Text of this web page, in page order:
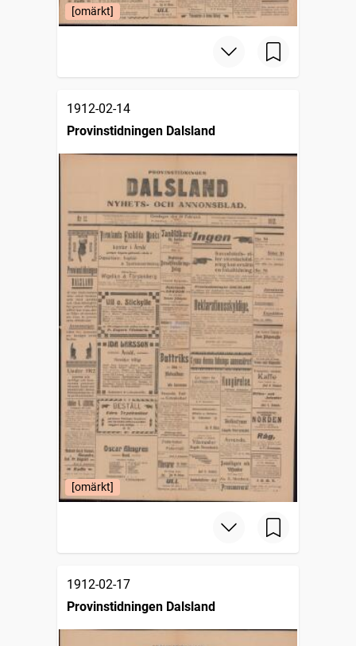
[omärkt]
1912-02-14
Provinstidningen Dalsland
[omärkt]
1912-02-17
Provinstidningen Dalsland